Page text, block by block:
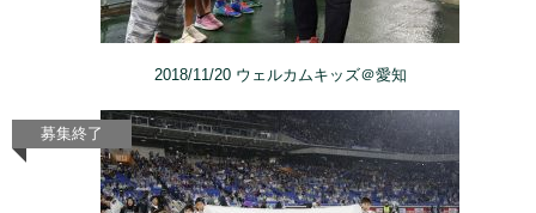
2018/11/20 ウェルカムキッズ＠愛知